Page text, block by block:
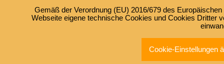
Gemäß der Verordnung (EU) 2016/679 des
Webseite eigene technische Cookies und Cookies Dritter
Cookie-Einstellungen